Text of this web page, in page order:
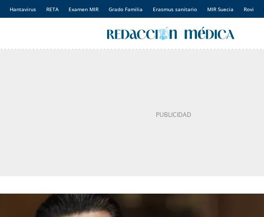
Hantavirus RETA Examen MIR Grado Familia Erasmus sanitario MIR Suecia Rovi